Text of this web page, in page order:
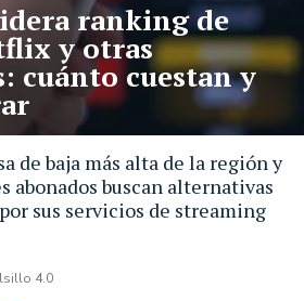
de baja más alta de la región y
abonados buscan alternativas
sus servicios de streaming
4.0
ranking de
y otras
cuánto cuestan y